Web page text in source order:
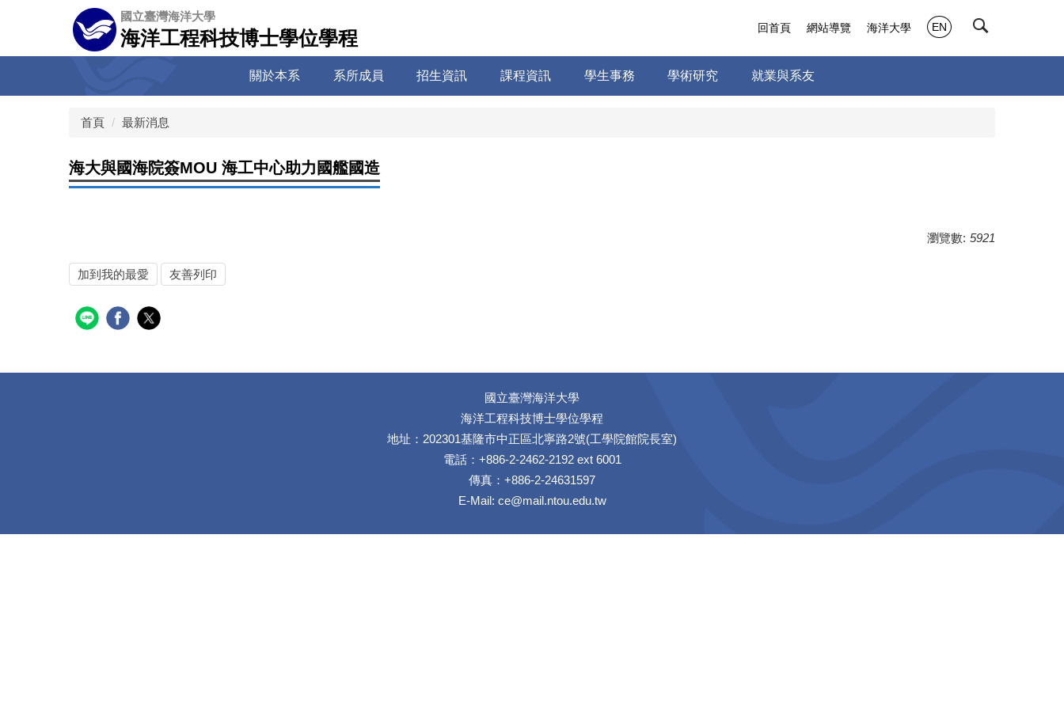
容
國立臺灣海洋大學
海洋工程科技博士學位學程
關於本系 系所成員 招生資訊 課程資訊 學生事務 學術研究 就業與系友
回首頁 網站導覽 海洋大學 EN
首頁 最新消息
海大與國海院簽MOU 海工中心助力國艦國造
瀏覽數: 5921
加到我的最愛 友善列印
國立臺灣海洋大學
海洋工程科技博士學位學程
地址：202301基隆市中正區北寧路2號(工學院館院長室)
電話：+886-2-2462-2192 ext 6001
傳真：+886-2-24631597
E-Mail: ce@mail.ntou.edu.tw